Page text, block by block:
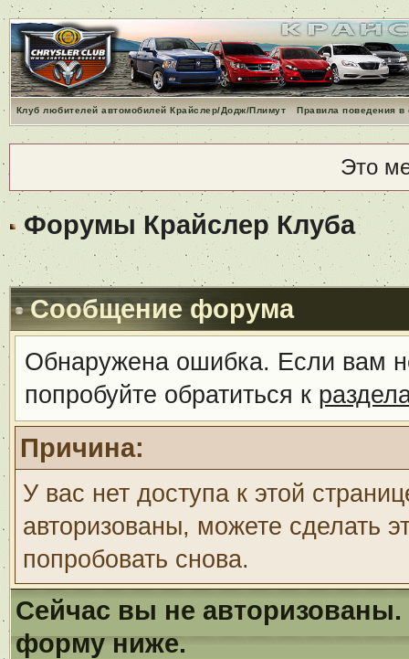
Клуб любителей автомобилей Крайслер/Додж/Плимут Правила поведения
Это
Форумы Крайслер Клуба
Сообщение форума
Обнаружена ошибка. Если вам
попробуйте обратиться к
Причина:
У вас нет доступа к этой
авторизованы, можете сделать
попробовать снова.
Сейчас вы не авторизованы.
форму ниже.